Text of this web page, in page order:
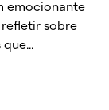
emocionante
sobre